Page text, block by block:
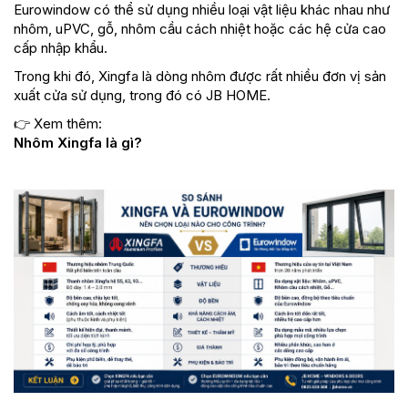
Eurowindow có thể sử dụng nhiều loại vật liệu khác nhau như
nhôm, uPVC, gỗ, nhôm cầu cách nhiệt hoặc các hệ cửa cao
cấp nhập khẩu.
Trong khi đó, Xingfa là dòng nhôm được rất nhiều đơn vị sản
xuất cửa sử dụng, trong đó có JB HOME.
👉 Xem thêm:
Nhôm Xingfa là gì?